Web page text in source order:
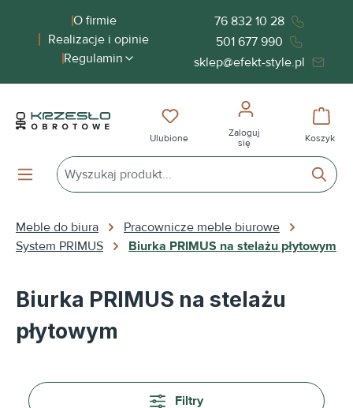
zawartościO firmie
Realizacje i opinie
Regulamin
76 832 10 28
501 677 990
sklep@efekt-style.pl
Masz 0 przedmioty na liście
Ulubione
Zaloguj
się
Koszyk
Meble do biura
Pracownicze meble biurowe
System PRIMUS
Biurka PRIMUS na stelażu płytowym
Biurka PRIMUS na stelażu
płytowym
Filtry